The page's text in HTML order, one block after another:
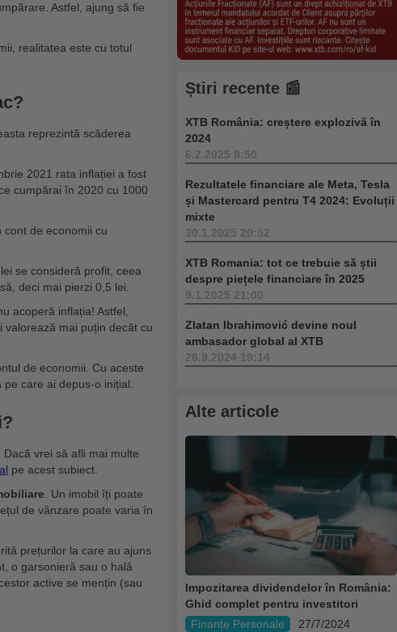
Astfel, ajung să fie
realitatea este cu totul
reprezintă scăderea
2021 rata inflației a fost
cumpărai în 2020 cu 1000
de economii cu
se consideră profit, ceea
deci mai pierzi 0,5 lei.
acoperă inflația! Astfel,
valorează mai puțin decât cu
de economii. Cu aceste
care ai depus-o inițial.
vrei să afli mai multe
pe acest subiect.
. Un imobil îți poate
de vânzare poate varia în
prețurilor la care au ajuns
o garsonieră sau o hală
active se mențin (sau
Știri recente 📰
XTB România: creștere explozivă în
2024
6.2.2025 8:50
Rezultatele financiare ale Meta, Tesla
și Mastercard pentru T4 2024: Evoluții
mixte
30.1.2025 20:52
XTB Romania: tot ce trebuie să știi
despre piețele financiare în 2025
9.1.2025 21:00
Zlatan Ibrahimović devine noul
ambasador global al XTB
26.9.2024 19:14
Alte articole
Impozitarea dividendelor în România:
Ghid complet pentru investitori
Finanțe Personale
27/7/2024